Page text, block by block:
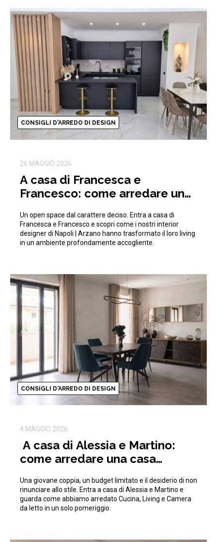
CONSIGLI D'ARREDO DI DESIGN
26 MAGGIO 2026
A casa di Francesca e
Francesco: come arredare un
tendenza
Un open space dal carattere deciso. Entra a casa di
Francesca e Francesco e scopri come i nostri interior
designer di Napoli | Arzano hanno trasformato il loro living
in un ambiente profondamente accogliente.
CONSIGLI D'ARREDO DI DESIGN
4 MAGGIO 2026
A casa di Alessia e Martino:
come arredare una casa
Una giovane coppia, un budget limitato e il desiderio di non
rinunciare allo stile. Entra a casa di Alessia e Martino e
guarda come abbiamo arredato Cucina, Living e Camera
da letto in un solo pomeriggio.